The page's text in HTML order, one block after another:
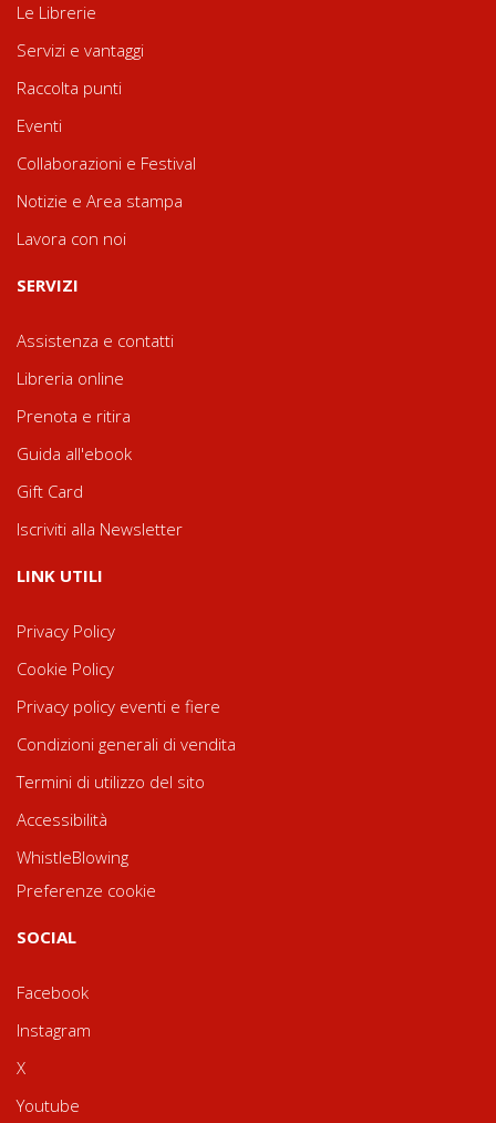
Le Librerie
Servizi e vantaggi
Raccolta punti
Eventi
Collaborazioni e Festival
Notizie e Area stampa
Lavora con noi
SERVIZI
Assistenza e contatti
Libreria online
Prenota e ritira
Guida all'ebook
Gift Card
Iscriviti alla Newsletter
LINK UTILI
Privacy Policy
Cookie Policy
Privacy policy eventi e fiere
Condizioni generali di vendita
Termini di utilizzo del sito
Accessibilità
WhistleBlowing
Preferenze cookie
SOCIAL
Facebook
Instagram
X
Youtube